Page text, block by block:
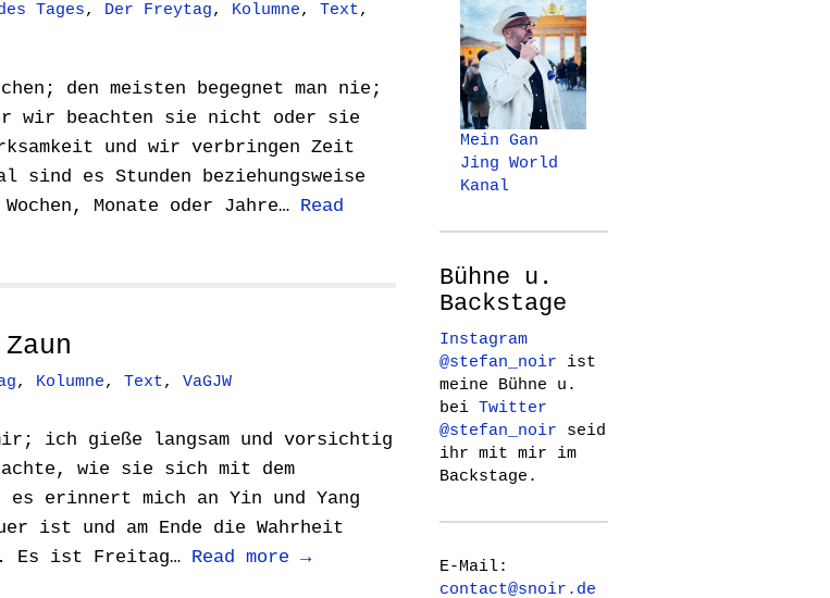
Tages, Der Freytag, Kolumne, Text,
den meisten begegnet man nie;
wir beachten sie nicht oder sie
und wir verbringen Zeit
sind es Stunden beziehungsweise
Monate oder Jahre… Read
, Kolumne, Text, VaGJW
ich gieße langsam und vorsichtig
wie sie sich mit dem
erinnert mich an Yin und Yang
ist und am Ende die Wahrheit
Es ist Freitag… Read more →
Mein Gan
Jing World
Kanal
Bühne u.
Backstage
Instagram
@stefan_noir ist
meine Bühne u.
bei Twitter
@stefan_noir seid
ihr mit mir im
Backstage.
E-Mail:
contact@snoir.de